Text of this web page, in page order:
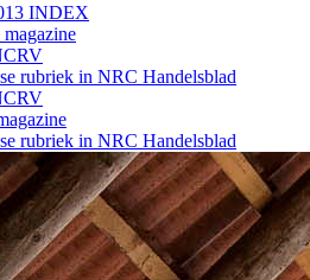
INDEX
rubriek in NRC Handelsblad
rubriek in NRC Handelsblad